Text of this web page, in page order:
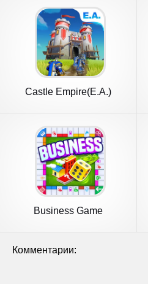
Castle Empire(E.A.)
Business Game
Комментарии: